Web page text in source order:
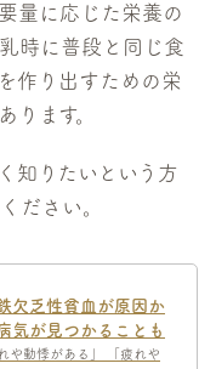
量に応じた栄養の
時に普段と同じ食
作り出すための栄
ります。
知りたいという方
ださい。
欠乏性貧血が原因か
気が見つかることも
や動悸がある」 「疲れや